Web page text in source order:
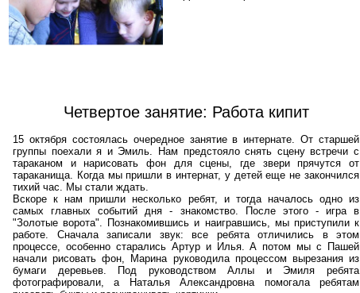
Четвертое занятие: Работа кипит
15 октября состоялась очередное занятие в интернате. От старшей
группы поехали я и Эмиль. Нам предстояло снять сцену встречи с
тараканом и нарисовать фон для сцены, где звери прячутся от
тараканища. Когда мы пришли в интернат, у детей еще не закончился
тихий час. Мы стали ждать.
Вскоре к нам пришли несколько ребят, и тогда началось одно из
самых главных событий дня - знакомство. После этого - игра в
"Золотые ворота". Познакомившись и наигравшись, мы приступили к
работе. Сначала записали звук: все ребята отличились в этом
процессе, особенно старались Артур и Илья. А потом мы с Пашей
начали рисовать фон, Марина руководила процессом вырезания из
бумаги деревьев. Под руководством Аллы и Эмиля ребята
фотографировали, а Наталья Александровна помогала ребятам